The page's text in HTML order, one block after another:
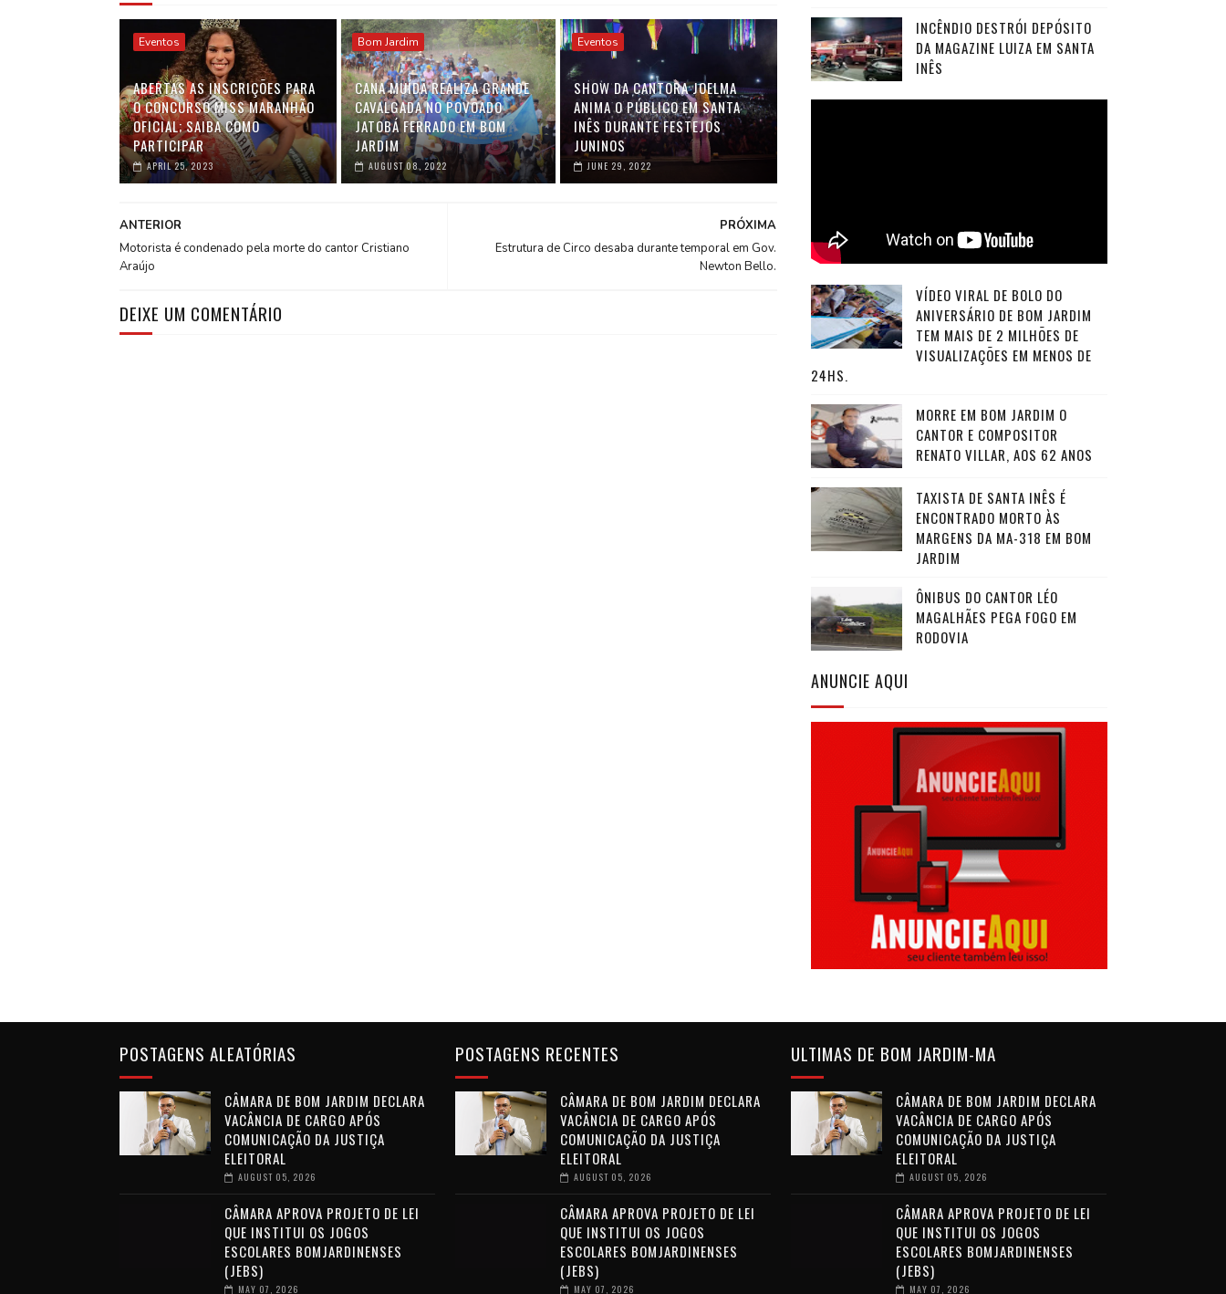
Eventos
ABERTAS AS INSCRIÇÕES PARA
O CONCURSO MISS MARANHÃO
OFICIAL; SAIBA COMO
PARTICIPAR
APRIL 25, 2023
Bom Jardim
CANA MUÍDA REALIZA GRANDE
CAVALGADA NO POVOADO
JATOBÁ FERRADO EM BOM
JARDIM
AUGUST 08, 2022
Eventos
SHOW DA CANTORA JOELMA
ANIMA O PÚBLICO EM SANTA
INÊS DURANTE FESTEJOS
JUNINOS
JUNE 29, 2022
PRÓXIMA
Estrutura de Circo desaba durante temporal em Gov.
Newton Bello.
ANTERIOR
Motorista é condenado pela morte do cantor Cristiano
Araújo
DEIXE UM COMENTÁRIO
INCÊNDIO DESTRÓI DEPÓSITO
DA MAGAZINE LUIZA EM SANTA
INÊS
VÍDEO VIRAL DE BOLO DO
ANIVERSÁRIO DE BOM JARDIM
TEM MAIS DE 2 MILHÕES DE
VISUALIZAÇÕES EM MENOS DE
24HS.
MORRE EM BOM JARDIM O
CANTOR E COMPOSITOR
RENATO VILLAR, AOS 62 ANOS
TAXISTA DE SANTA INÊS É
ENCONTRADO MORTO ÀS
MARGENS DA MA-318 EM BOM
JARDIM
ÔNIBUS DO CANTOR LÉO
MAGALHÃES PEGA FOGO EM
RODOVIA
ANUNCIE AQUI
POSTAGENS ALEATÓRIAS
CÂMARA DE BOM JARDIM DECLARA
VACÂNCIA DE CARGO APÓS
COMUNICAÇÃO DA JUSTIÇA
ELEITORAL
AUGUST 05, 2026
CÂMARA APROVA PROJETO DE LEI
QUE INSTITUI OS JOGOS
ESCOLARES BOMJARDINENSES
(JEBS)
MAY 07, 2026
POSTAGENS RECENTES
CÂMARA DE BOM JARDIM DECLARA
VACÂNCIA DE CARGO APÓS
COMUNICAÇÃO DA JUSTIÇA
ELEITORAL
AUGUST 05, 2026
CÂMARA APROVA PROJETO DE LEI
QUE INSTITUI OS JOGOS
ESCOLARES BOMJARDINENSES
(JEBS)
MAY 07, 2026
ULTIMAS DE BOM JARDIM-MA
CÂMARA DE BOM JARDIM DECLARA
VACÂNCIA DE CARGO APÓS
COMUNICAÇÃO DA JUSTIÇA
ELEITORAL
AUGUST 05, 2026
CÂMARA APROVA PROJETO DE LEI
QUE INSTITUI OS JOGOS
ESCOLARES BOMJARDINENSES
(JEBS)
MAY 07, 2026